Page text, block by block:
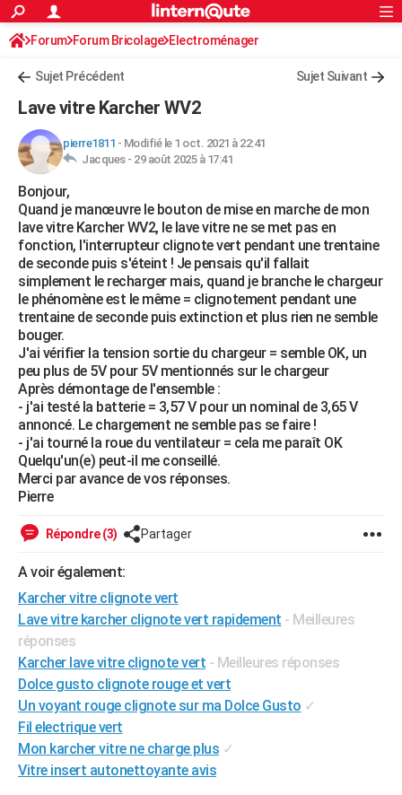
ACTUALITÉS
Politique
Société
Faits Divers
Education
Monde
Villes
+
FINANCE
Retraite
Impôts
Epargne
Immobilier
Risques naturels par ville
Banque
Assurance
Crédit
AUTO
Essais
Réserver un essai
Citadines
Berlines
SUV
Forum auto
+HIGH-TECH
Mobiles
Meilleur smartphone
Internet
Ordinateurs
Jeux vidéo
Guide high-tech
+BRICOLAGE
Forum
Aménagement intérieur
Extérieur
Cuisine
Salle de bains
Jardinage
Rangement
WEEK-END
Guides de France
Escapades
Patrimoine
Expositions
Musées
Week-end nature
+LIFESTYLE
Art de vivre
Bien-être
Loisirs
ModeModes de vie
SANTE
Alimentation
Guide de la santé
Maladies
Médicaments
Sommeil
VOYAGE
Destinations
City break
Voyage nature
Voyage de noces
Forum
Climat
+PHOTO
GUIDES D'ACHAT
BONS PLANS
CARTE DE VOEUX
Carte de Noël
Carte Bonne année
Carte Saint-Valentin
Carte Pâques
Carte d'anniversaire
DICTIONNAIRE
Dictionnaire
Biographies
Citations
Expressions
Proverbes
PROGRAMME TV
COPAINS D'AVANT
S'inscrire
Se connecter
Lycées
Collèges
Primaires
Universités
Entreprises
Service militaire
Avis de recherche
AVIS DE DÉCÈS
FORUM
Bricolage
Lifestyle
Culture
Sport
Auto
Television
Voyage
Cinema
S'inscrire
Connexion
Forum Forum Bricolage Electroménager
Sujet Précédent Sujet Suivant
Lave vitre Karcher WV2
pierre1811 - Modifié le 1 oct. 2021 à 22:41
Jacques - 29 août 2025 à 17:41
Bonjour,
Quand je manœuvre le bouton de mise en marche de mon
lave vitre Karcher WV2, le lave vitre ne se met pas en
fonction, l'interrupteur clignote vert pendant une trentaine
de seconde puis s'éteint ! Je pensais qu'il fallait
simplement le recharger mais, quand je branche le chargeur
le phénomène est le même = clignotement pendant une
trentaine de seconde puis extinction et plus rien ne semble
bouger.
J'ai vérifier la tension sortie du chargeur = semble OK, un
peu plus de 5V pour 5V mentionnés sur le chargeur
Après démontage de l'ensemble :
- j'ai testé la batterie = 3,57 V pour un nominal de 3,65 V
annoncé. Le chargement ne semble pas se faire !
- j'ai tourné la roue du ventilateur = cela me paraît OK
Quelqu'un(e) peut-il me conseillé.
Merci par avance de vos réponses.
Pierre
Répondre (3) Partager
A voir également:
Karcher vitre clignote vert
Lave vitre karcher clignote vert rapidement - Meilleures
réponses
Karcher lave vitre clignote vert - Meilleures réponses
Dolce gusto clignote rouge et vert
Un voyant rouge clignote sur ma Dolce Gusto ✓
Fil electrique vert
Mon karcher vitre ne charge plus ✓
Vitre insert autonettoyante avis